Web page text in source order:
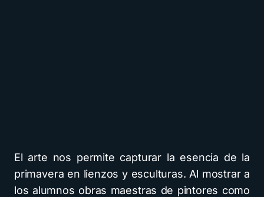
El arte nos permite capturar la esencia de la
primavera en lienzos y esculturas. Al mostrar a
los alumnos obras maestras de pintores como